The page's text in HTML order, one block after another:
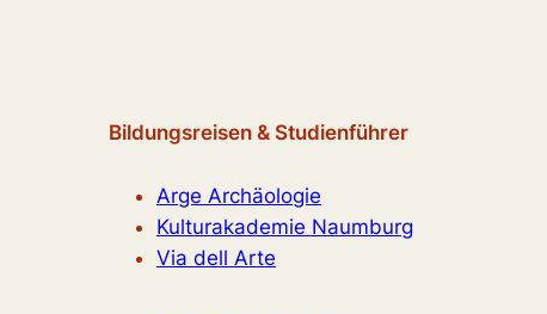
Bildungsreisen & Studienführer
Arge Archäologie
Kulturakademie Naumburg
Via dell Arte